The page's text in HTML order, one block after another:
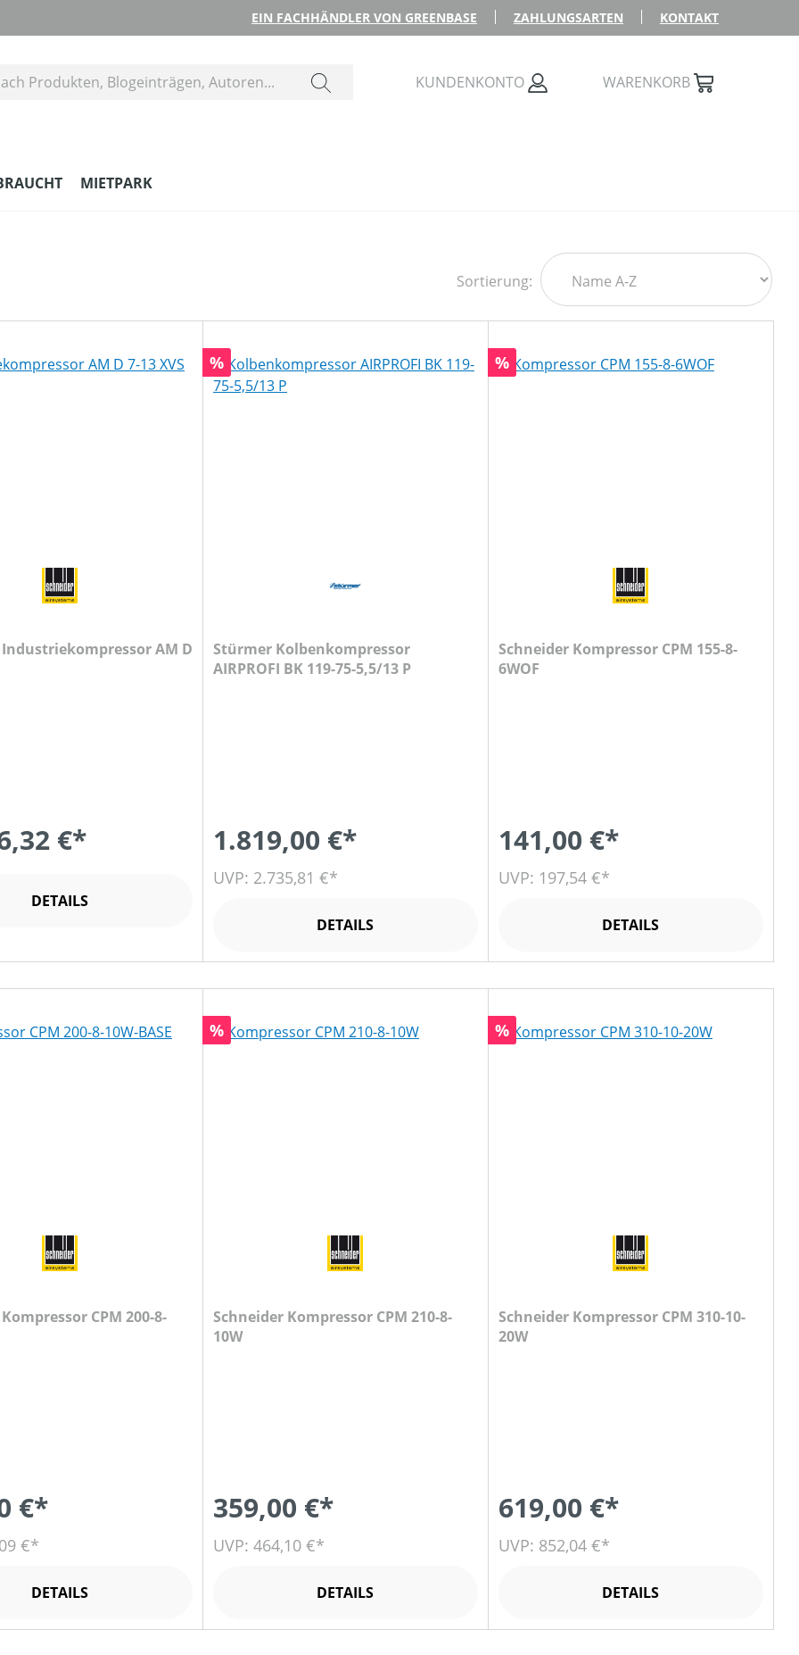
EIN FACHHÄNDLER VON GREENBASE ZAHLUNGSARTEN KONTAKT
KUNDENKONTO WARENKORB
MIETPARK
Sortierung:
€*
DETAILS
Rabatt
%
Stürmer Kolbenkompressor
AIRPROFI BK 119-75-5,5/13 P
1.819,00 €*
UVP: 2.735,81 €*
DETAILS
Rabatt
%
Schneider Kompressor CPM 155-8-
6WOF
141,00 €*
UVP: 197,54 €*
DETAILS
€*
€*
DETAILS
Rabatt
%
Schneider Kompressor CPM 210-8-
10W
359,00 €*
UVP: 464,10 €*
DETAILS
Rabatt
%
Schneider Kompressor CPM 310-10-
20W
619,00 €*
UVP: 852,04 €*
DETAILS